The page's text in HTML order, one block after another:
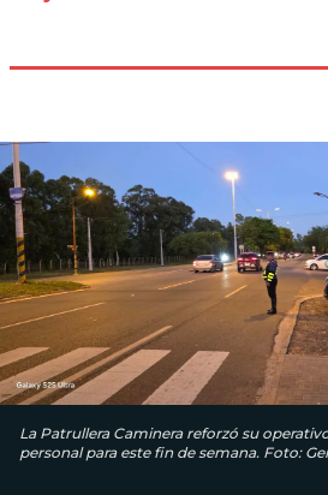
La Patrullera Caminera reforzó su
personal para este fin de semana. Foto: